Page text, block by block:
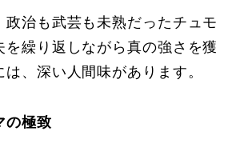
政治も武芸も未熟だったチュモ
を繰り返しながら真の強さを獲
、深い人間味があります。
の極致